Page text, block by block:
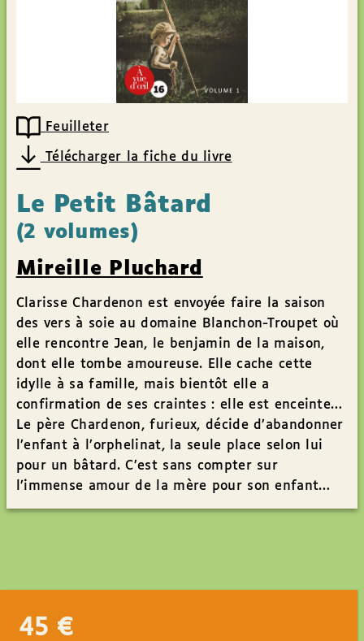
Feuilleter
Télécharger la fiche du livre
Le Petit Bâtard
(2 volumes)
Mireille Pluchard
Clarisse Chardenon est envoyée faire la saison
des vers à soie au domaine Blanchon-Troupet où
elle rencontre Jean, le benjamin de la maison,
dont elle tombe amoureuse. Elle cache cette
idylle à sa famille, mais bientôt elle a
confirmation de ses craintes : elle est enceinte…
Le père Chardenon, furieux, décide d’abandonner
l’enfant à l’orphelinat, la seule place selon lui
pour un bâtard. C’est sans compter sur
l’immense amour de la mère pour son enfant…
45 €